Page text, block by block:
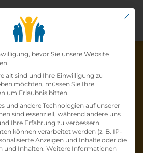
wurde schon
–Coding (m/w/d)bei
Mit
Datenschutz-
bevor Sie unsere Website
alt sind und Ihre Einwilligung zu
möchten, müssen Sie Ihre
um Erlaubnis bitten.
und andere Technologien auf unserer
sind essenziell, während andere uns
Ihre Erfahrung zu verbessern.
können verarbeitet werden (z. B. IP-
Anzeigen und Inhalte oder die
und Inhalten. Weitere Informationen